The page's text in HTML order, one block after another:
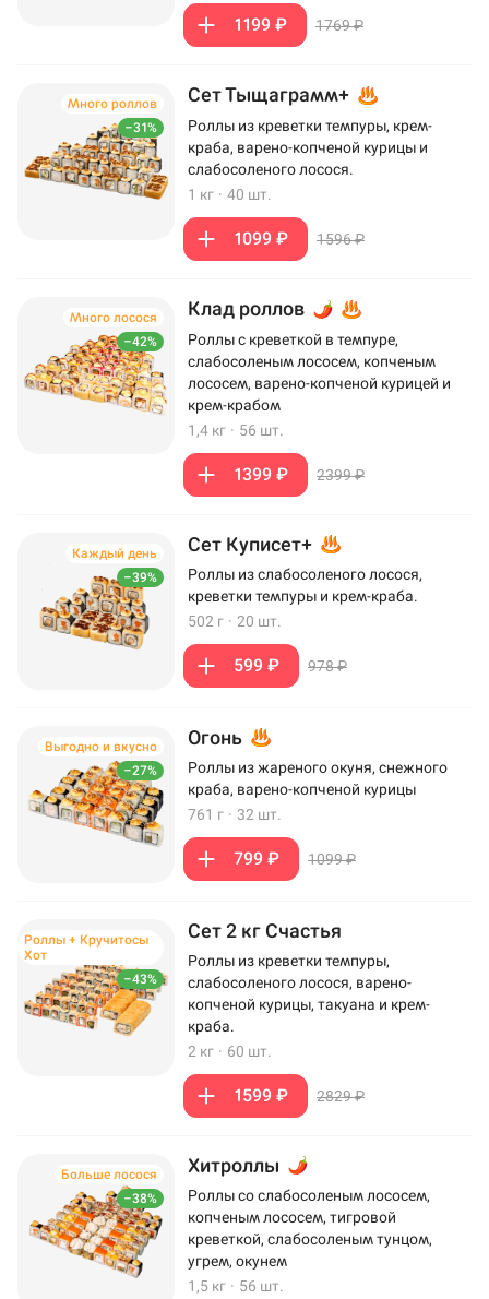
1199 ₽ 1769 ₽
–31%
Много роллов Сет Тыщаграмм+
Роллы из креветки темпуры, крем-
краба, варено-копченой курицы и
слабосоленого лосося.
1 кг · 40 шт.
1099 ₽ 1596 ₽
–42%
Много лосося Клад роллов
Роллы с креветкой в темпуре,
слабосоленым лососем, копченым
лососем, варено-копченой курицей и
крем-крабом
1,4 кг · 56 шт.
1399 ₽ 2399 ₽
–39%
Каждый день Сет Куписет+
Роллы из слабосоленого лосося,
креветки темпуры и крем-краба.
502 г · 20 шт.
599 ₽ 978 ₽
–27%
Выгодно и вкусно Огонь
Роллы из жареного окуня, снежного
краба, варено-копченой курицы
761 г · 32 шт.
799 ₽ 1099 ₽
–43%
Роллы + Кручитосы
Хот
Сет 2 кг Счастья
Роллы из креветки темпуры,
слабосоленого лосося, варено-
копченой курицы, такуана и крем-
краба.
2 кг · 60 шт.
1599 ₽ 2829 ₽
–38%
Больше лосося Хитроллы
Роллы со слабосоленым лососем,
копченым лососем, тигровой
креветкой, слабосоленым тунцом,
угрем, окунем
1,5 кг · 56 шт.